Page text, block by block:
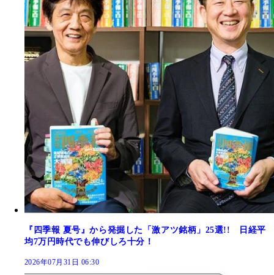
『四季報 夏号』から発掘した「激アツ銘柄」25選!! 日経平
均7万円時代でも伸びしろ十分！
2026年07月31日 06:30